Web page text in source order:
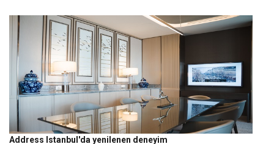
Address Istanbul'da yenilenen deneyim